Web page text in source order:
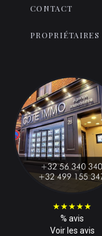
CONTACT
PROPRIÉTAIRES
★★★★★
% avis
Voir les avis